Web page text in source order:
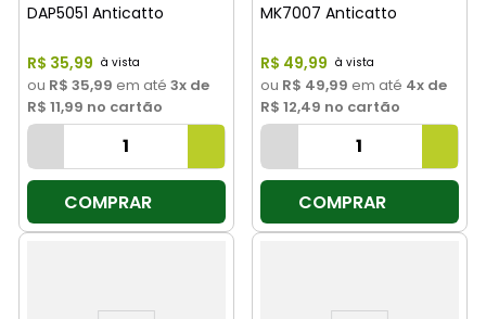
DAP5051 Anticatto
R$ 35,99
ou R$ 35,99 em até 3x de
R$ 11,99 no cartão
COMPRAR
MK7007 Anticatto
R$ 49,99
ou R$ 49,99 em até 4x de
R$ 12,49 no cartão
COMPRAR